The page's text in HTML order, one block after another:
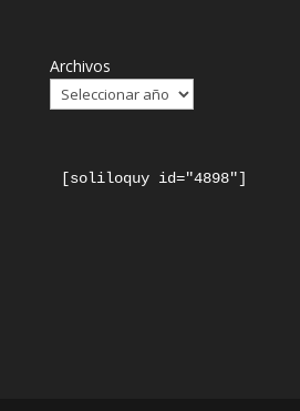
Archivos
[soliloquy id="4898"]